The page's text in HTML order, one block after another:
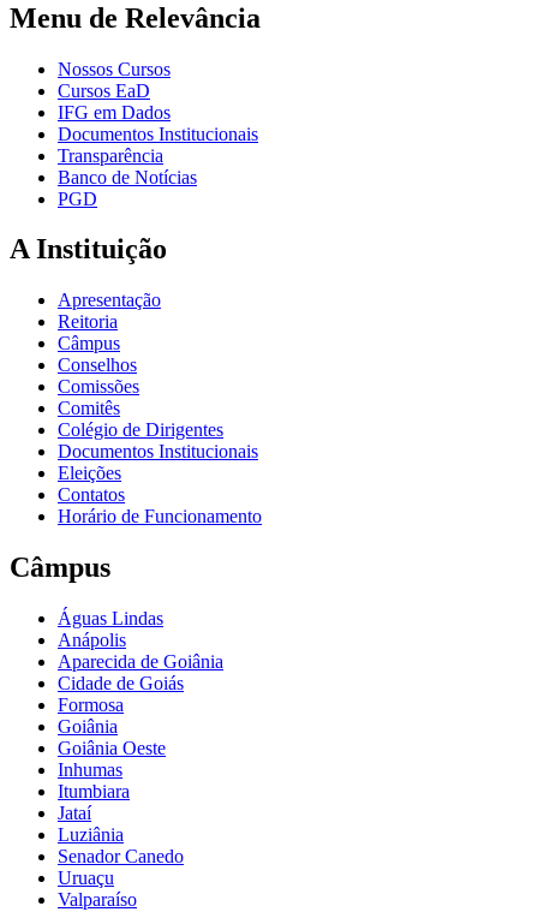
Menu de Relevância
Nossos Cursos
Cursos EaD
IFG em Dados
Documentos Institucionais
Transparência
Banco de Notícias
PGD
A Instituição
Apresentação
Reitoria
Câmpus
Conselhos
Comissões
Comitês
Colégio de Dirigentes
Documentos Institucionais
Eleições
Contatos
Horário de Funcionamento
Câmpus
Águas Lindas
Anápolis
Aparecida de Goiânia
Cidade de Goiás
Formosa
Goiânia
Goiânia Oeste
Inhumas
Itumbiara
Jataí
Luziânia
Senador Canedo
Uruaçu
Valparaíso